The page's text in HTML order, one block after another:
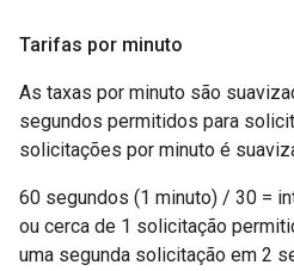
Tarifas por minuto
As taxas por minuto são
segundos permitidos para
solicitações por minuto é
60 segundos (1 minuto) / 30 =
ou cerca de 1 solicitação
uma segunda solicitação em 2